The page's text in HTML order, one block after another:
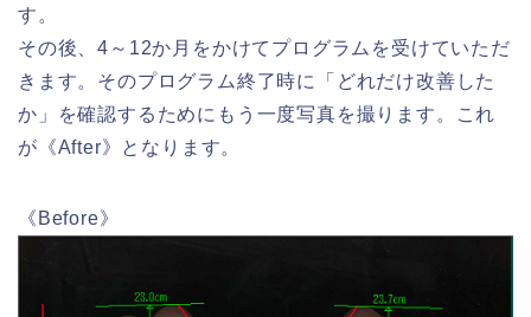
す。
その後、4～12か月をかけてプログラムを受けていただ
きます。そのプログラム終了時に「どれだけ改善した
か」を確認するためにもう一度写真を撮ります。これ
が《After》となります。
《Before》